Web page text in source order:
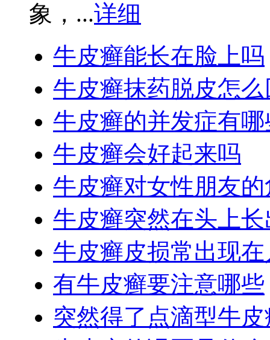
象，...详细
牛皮癣能长在脸上吗
牛皮癣抹药脱皮怎
牛皮癣的并发症有哪
牛皮癣会好起来吗
牛皮癣对女性朋友
牛皮癣突然在头上
牛皮癣皮损常出现
有牛皮癣要注意哪些
突然得了点滴型牛